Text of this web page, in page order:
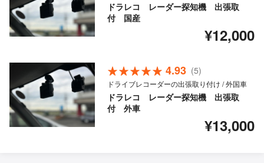
ドラレコ レーダー探知機 出張取
付 国産
¥12,000
4.93 (5)
ドライブレコーダーの出張取り付け / 外国車
ドラレコ レーダー探知機 出張取
付 外車
¥13,000